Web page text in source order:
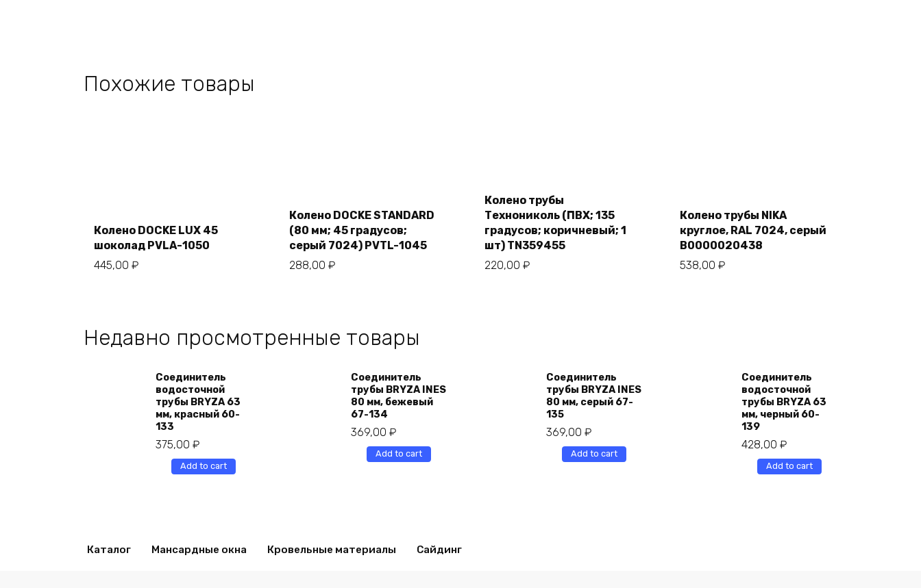
Похожие товары
Колено DOCKE LUX 45
шоколад PVLA-1050
445,00 ₽
cart
Колено DOCKE STANDARD
(80 мм; 45 градусов;
серый 7024) PVTL-1045
288,00 ₽
to
cart
Колено трубы
Технониколь (ПВХ; 135
градусов; коричневый; 1
шт) TN359455
220,00 ₽
cart
Колено трубы NIKA
круглое, RAL 7024, серый
В0000020438
538,00 ₽
Недавно просмотренные товары
Соединитель
водосточной
трубы BRYZA 63
мм, краcный 60-
133
375,00 ₽
Add to cart
Соединитель
трубы BRYZA INES
80 мм, бежевый
67-134
369,00 ₽
Add to cart
Соединитель
трубы BRYZA INES
80 мм, серый 67-
135
369,00 ₽
Add to cart
Соединитель
водосточной
трубы BRYZA 63
мм, черный 60-
139
428,00 ₽
Add to cart
Каталог Мансардные окна Кровельные материалы Сайдинг